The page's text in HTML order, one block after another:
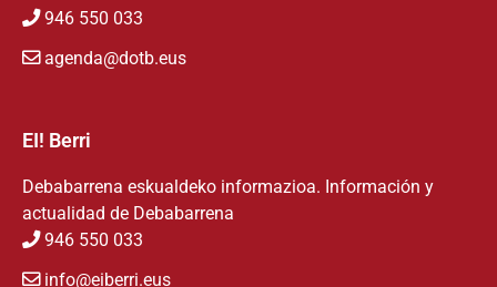
946 550 033
agenda@dotb.eus
EI! Berri
Debabarrena eskualdeko informazioa. Información y
actualidad de Debabarrena
946 550 033
info@eiberri.eus